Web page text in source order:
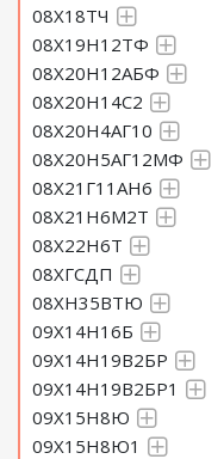
08Х18ТЧ
08Х19Н12ТФ
08Х20Н12АБФ
08Х20Н14С2
08Х20Н4АГ10
08Х20Н5АГ12МФ
08Х21Г11АН6
08Х21Н6М2Т
08Х22Н6Т
08ХГСДП
08ХН35ВТЮ
09Х14Н16Б
09Х14Н19В2БР
09Х14Н19В2БР1
09Х15Н8Ю
09Х15Н8Ю1